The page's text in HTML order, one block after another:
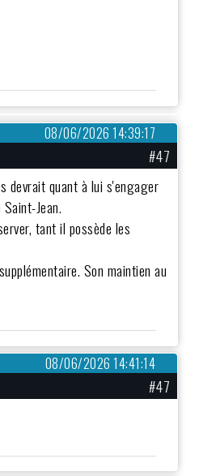
08/06/2026 14:39:17
#47
devrait quant à lui s'engager
Jean.
tant il possède les
Son maintien au
08/06/2026 14:41:14
#47